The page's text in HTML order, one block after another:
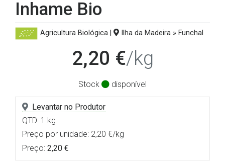
Inhame Bio
Agricultura Biológica| Ilha da Madeira » Funchal
2,20 €/kg
Stock disponível
Levantar no Produtor
QTD: 1 kg
Preço por unidade: 2,20 €/kg
Preço: 2,20 €